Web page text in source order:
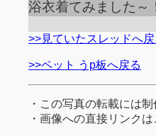
浴衣着てみました～
>>見ていたスレッドへ戻
>>ペット うp板へ戻る
・この写真の転載には
・画像への直接リンク